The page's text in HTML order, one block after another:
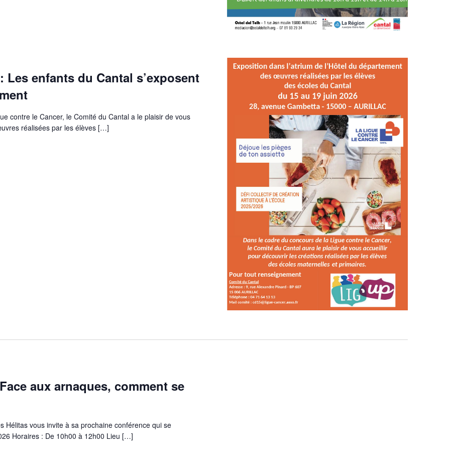
enfants du Cantal s’exposent
contre le Cancer, le Comité du Cantal a le plaisir de vous
réalisées par les élèves […]
aux arnaques, comment se
Hélitas vous invite à sa prochaine conférence qui se
Horaires : De 10h00 à 12h00 Lieu […]